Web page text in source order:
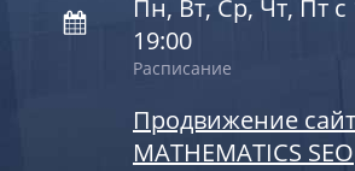
Пн, Вт, Ср, Чт, Пт с
19:00
Расписание
Продвижение
MATHEMATICS SEO